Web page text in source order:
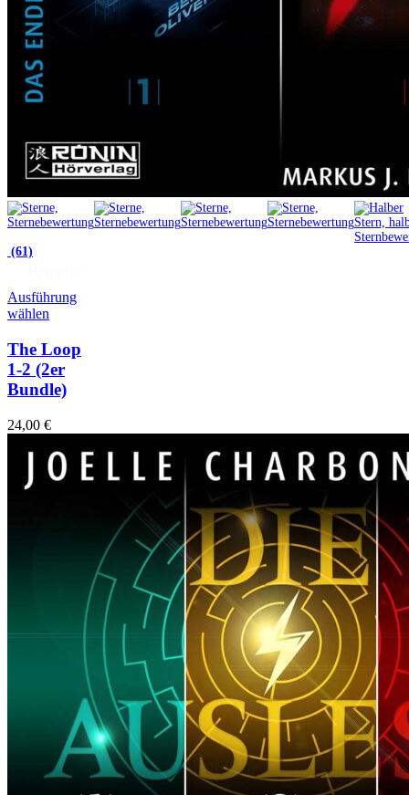
(61)
Ausführung
wählen
The Loop
1-2 (2er
Bundle)
24,00 €